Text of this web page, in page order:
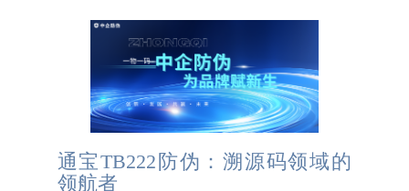
通宝TB222防伪：溯源码领域的
领航者